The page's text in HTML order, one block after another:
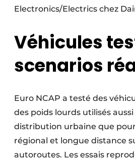
Electronics/Electrics chez
Véhicules
scenarios
Euro NCAP a testé des
des poids lourds utilisés
distribution urbaine que
régional et longue distance
autoroutes. Les essais